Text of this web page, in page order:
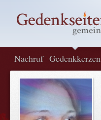
Nachruf Gedenkkerzen